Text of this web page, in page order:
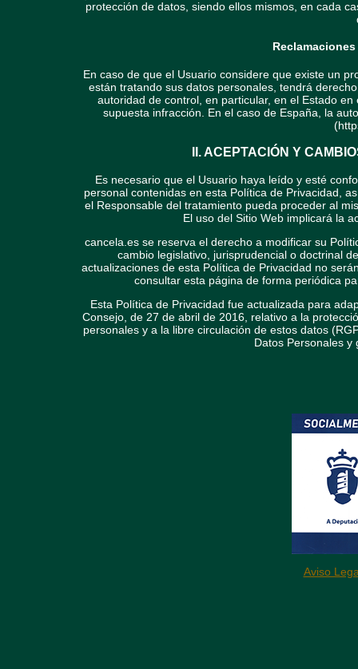
protección de datos, siendo ellos mismos, en cada
En caso de que el Usuario considere que existe un
están tratando sus datos personales, tendrá
autoridad de control, en particular, en el Estado
supuesta infracción. En el caso de España, la
II. ACEPTACIÓN Y
Es necesario que el Usuario haya leído y esté
personal contenidas en esta Política de Privacidad,
el Responsable del tratamiento pueda proceder al
El uso del Sitio Web implicará la
cancela.es se reserva el derecho a modificar su
cambio legislativo, jurisprudencial o doctrinal
actualizaciones de esta Política de Privacidad no
consultar esta página de forma periódica
Esta Política de Privacidad fue actualizada para
Consejo, de 27 de abril de 2016, relativo a la
personales y a la libre circulación de estos datos
Datos Personales y
Aviso